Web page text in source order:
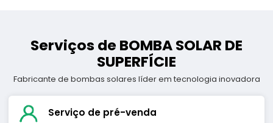
Serviços de BOMBA SOLAR DE
SUPERFÍCIE
Fabricante de bombas solares líder em tecnologia inovadora
Serviço de pré-venda